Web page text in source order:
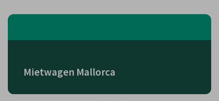
Mietwagen Mallorca